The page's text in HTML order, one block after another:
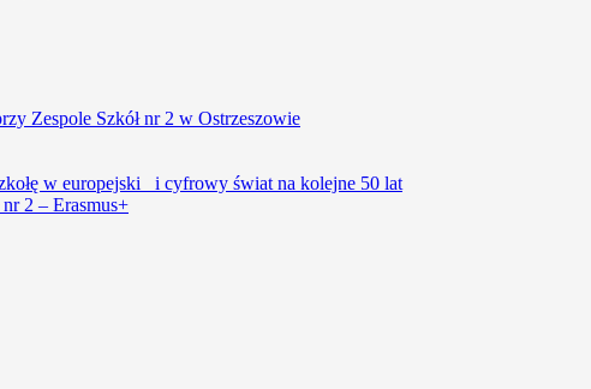
Zespole Szkół nr 2 w Ostrzeszowie
w europejski i cyfrowy świat na kolejne 50 lat
2 – Erasmus+